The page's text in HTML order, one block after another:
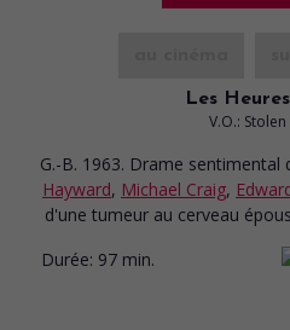
Les
V.O.:
G.-B. 1963. Drame sentimental
Hayward, Michael Craig,
d'une tumeur au cerveau
Durée: 97 min.